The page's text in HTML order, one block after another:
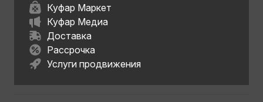
Куфар Маркет
Куфар Медиа
Доставка
Рассрочка
Услуги продвижения